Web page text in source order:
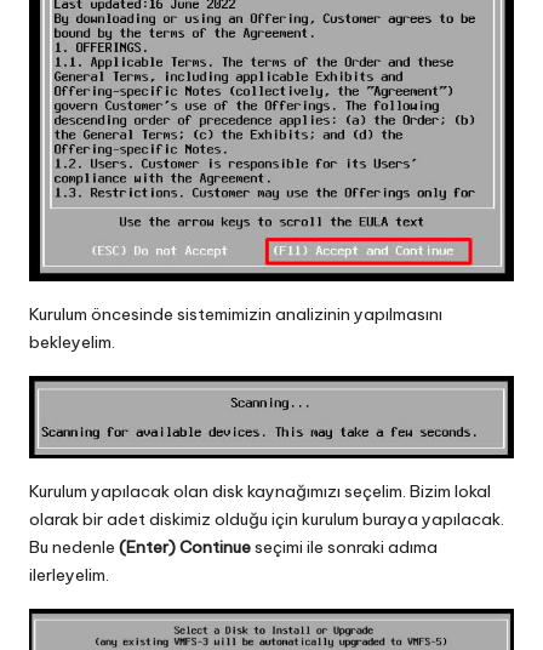
Kurulum öncesinde sistemimizin analizinin yapılmasını
bekleyelim.
Kurulum yapılacak olan disk kaynağımızı seçelim. Bizim lokal
olarak bir adet diskimiz olduğu için kurulum buraya yapılacak.
Bu nedenle (Enter) Continueseçimi ile sonraki adıma
ilerleyelim.